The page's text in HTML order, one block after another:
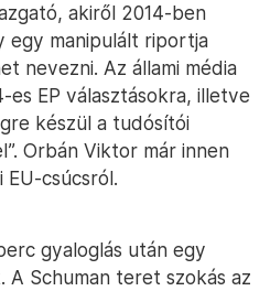
akiről 2014-ben
egy manipulált riportja
nevezni. Az állami média
EP választásokra, illetve
készül a tudósítói
Orbán Viktor már innen
csúcsról.
gyaloglás után egy
Schuman teret szokás az